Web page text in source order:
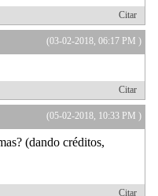
Citar
(03-02-2018, 06:17 PM )
Citar
(05-02-2018, 10:33 PM )
(dando créditos,
Citar